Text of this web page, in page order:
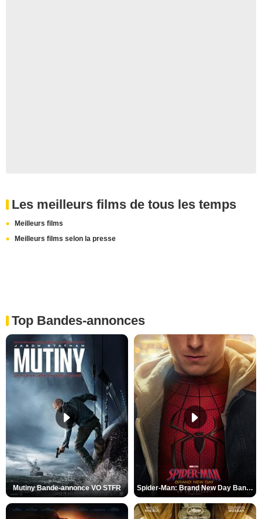
Les meilleurs films de tous les temps
Meilleurs films
Meilleurs films selon la presse
Top Bandes-annonces
Mutiny Bande-annonce VO STFR Spider-Man: Brand New Day Bande-annonce VO STFR